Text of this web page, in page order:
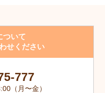
ついて
せください
777
（月〜金）